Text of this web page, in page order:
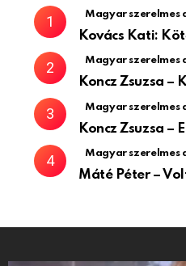
Magyar szerelmes
Kovács Kati:
Magyar szerelmes
Koncz Zsuzsa –
Magyar szerelmes
Koncz Zsuzsa –
Magyar szerelmes
Máté Péter –